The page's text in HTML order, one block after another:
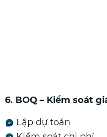
6. BOQ – Kiểm soát
Lập dự toán